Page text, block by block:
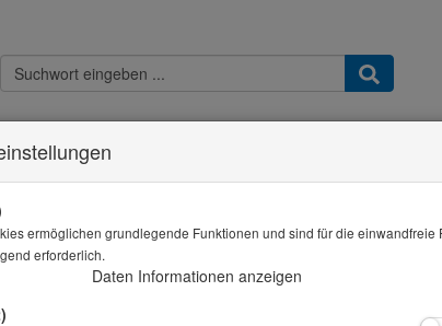
Widerrufsbelehrung
Alle Artikel zeigen aus:
ermöglichen grundlegende Funktionen und sind für die einwandfreie
erforderlich.
Daten Informationen anzeigen